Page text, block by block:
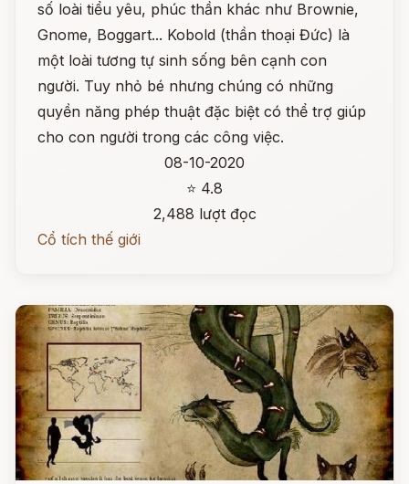
số loài tiểu yêu, phúc thần khác như Brownie,
Gnome, Boggart... Kobold (thần thoại Đức) là
một loài tương tự sinh sống bên cạnh con
người. Tuy nhỏ bé nhưng chúng có những
quyền năng phép thuật đặc biệt có thể trợ giúp
cho con người trong các công việc.
08-10-2020
⭐ 4.8
2,488 lượt đọc
Cổ tích thế giới